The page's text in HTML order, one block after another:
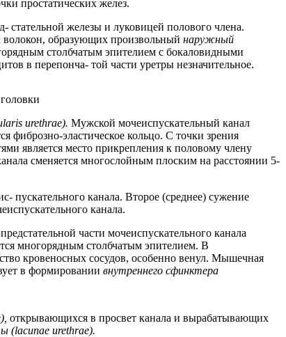
простатических желез.
стательной железы и луковицей полового члена.
волокон, образующих произвольный наружный
столбчатым эпителием с бокаловидными
в перепонча- той части уретры незначительное.
urethrae). Мужской мочеиспускательный канал
фиброзно-эластическое кольцо. С точки зрения
является место прикрепления к половому члену
сменяется многослойным плоским на расстоянии 5-
пускательного канала. Второе (среднее) сужение
канала.
части мочеиспускательного канала
многорядным столбчатым эпителием. В
кровеносных сосудов, особенно венул. Мышечная
в формировании внутреннего сфинктера
открывающихся в просвет канала и вырабатывающих
(lacunae urethrae).